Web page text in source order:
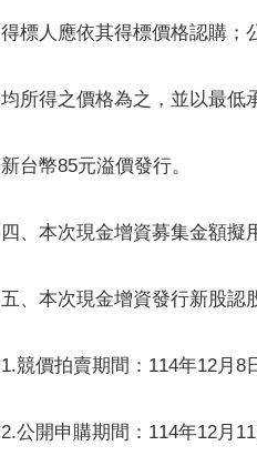
得標人應依其得標價格認購；
均所得之價格為之，並以最低
新台幣85元溢價發行。
四、本次現金增資募集金額擬
五、本次現金增資發行新股認
1.競價拍賣期間：114年12月8
2.公開申購期間：114年12月